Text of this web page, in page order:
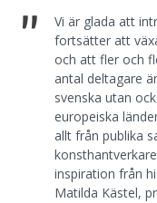
"
Vi är glada att
fortsätter att
och att fler och
antal deltagare
svenska utan
europeiska
allt från publika
inspiration från
Matilda Kästel,